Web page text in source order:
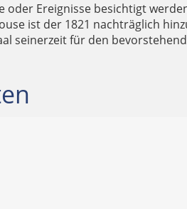
Ereignisse besichtigt
ist der 1821 nachträglich
seinerzeit für den